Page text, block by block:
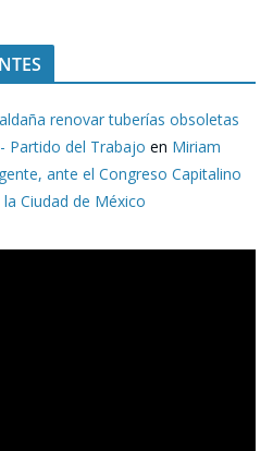
renovar tuberías obsoletas
Partido del Trabajo en Miriam
ante el Congreso Capitalino
Ciudad de México